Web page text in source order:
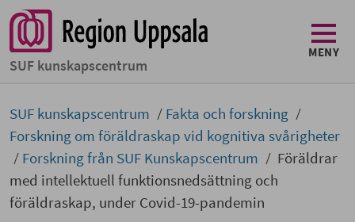
SUF kunskapscentrum
MENY
SUF kunskapscentrum
Fakta och forskning
Forskning om föräldraskap vid kognitiva svårigheter
Forskning från SUF Kunskapscentrum
Föräldrar
med intellektuell funktionsnedsättning och
föräldraskap, under Covid-19-pandemin